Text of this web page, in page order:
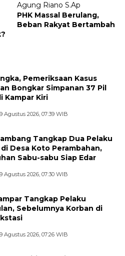
Agung Riano S.Ap
PHK Massal Berulang,
Beban Rakyat Bertambah
Pemeriksaan Kasus
Bongkar Simpanan 37 Pil
Kampar Kiri
Agustus 2026, 07:39 WIB
Tangkap Dua Pelaku
Desa Koto Perambahan,
Sabu-sabu Siap Edar
Agustus 2026, 07:30 WIB
Tangkap Pelaku
Sebelumnya Korban di
Agustus 2026, 07:26 WIB